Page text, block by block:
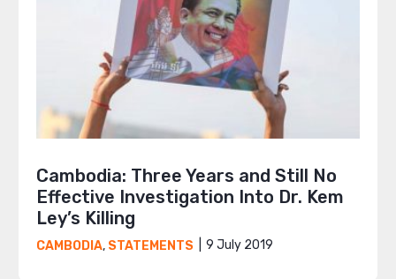
Cambodia: Three Years and Still No
Effective Investigation Into Dr. Kem
Ley’s Killing
CAMBODIA, STATEMENTS 9 July 2019